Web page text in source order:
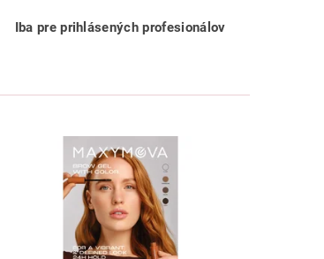
Iba pre prihlásených profesionálov